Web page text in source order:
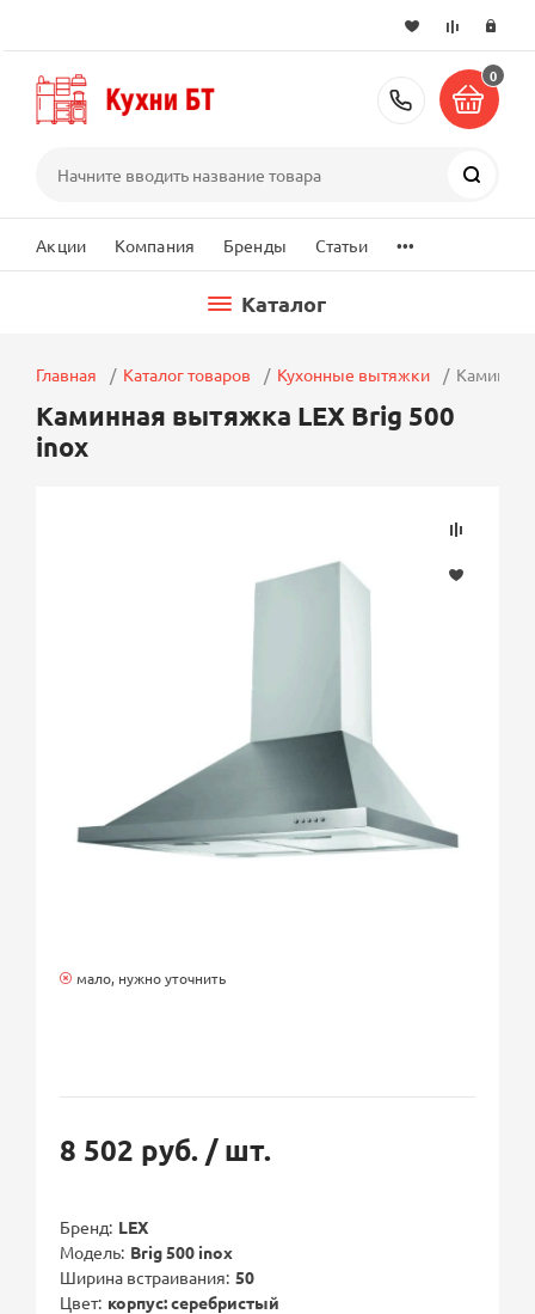
+7 (495)
0
Акции Компания Бренды Статьи ...
Каталог
Главная Каталог товаров Кухонные вытяжки
Каминная вытяжка LEX Brig 500
inox
мало, нужно уточнить
8 502 руб. / шт.
Бренд LEX
Модель Brig 500 inox
Ширина встраивания 50
Цвет корпус: серебристый